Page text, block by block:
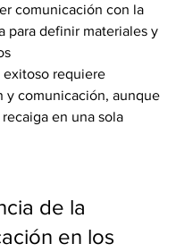
comunicación con la
para definir materiales y
exitoso requiere
y comunicación, aunque
en una sola
de la
en los